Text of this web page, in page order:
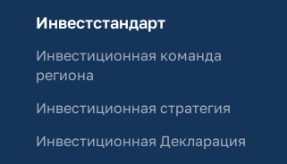
Инвестстандарт
Инвестиционная команда
региона
Инвестиционная стратегия
Инвестиционная Декларация